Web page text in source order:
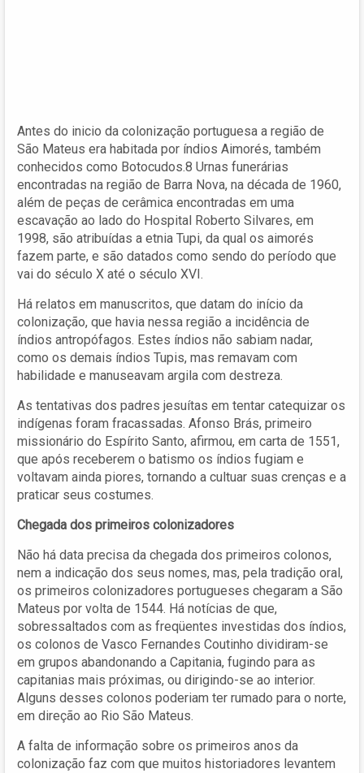
Antes do inicio da colonização portuguesa a região de
São Mateus era habitada por índios Aimorés, também
conhecidos como Botocudos.8 Urnas funerárias
encontradas na região de Barra Nova, na década de 1960,
além de peças de cerâmica encontradas em uma
escavação ao lado do Hospital Roberto Silvares, em
1998, são atribuídas a etnia Tupi, da qual os aimorés
fazem parte, e são datados como sendo do período que
vai do século X até o século XVI.
Há relatos em manuscritos, que datam do início da
colonização, que havia nessa região a incidência de
índios antropófagos. Estes índios não sabiam nadar,
como os demais índios Tupis, mas remavam com
habilidade e manuseavam argila com destreza.
As tentativas dos padres jesuítas em tentar catequizar os
indígenas foram fracassadas. Afonso Brás, primeiro
missionário do Espírito Santo, afirmou, em carta de 1551,
que após receberem o batismo os índios fugiam e
voltavam ainda piores, tornando a cultuar suas crenças e a
praticar seus costumes.
Chegada dos primeiros colonizadores
Não há data precisa da chegada dos primeiros colonos,
nem a indicação dos seus nomes, mas, pela tradição oral,
os primeiros colonizadores portugueses chegaram a São
Mateus por volta de 1544. Há notícias de que,
sobressaltados com as freqüentes investidas dos índios,
os colonos de Vasco Fernandes Coutinho dividiram-se
em grupos abandonando a Capitania, fugindo para as
capitanias mais próximas, ou dirigindo-se ao interior.
Alguns desses colonos poderiam ter rumado para o norte,
em direção ao Rio São Mateus.
A falta de informação sobre os primeiros anos da
colonização faz com que muitos historiadores levantem